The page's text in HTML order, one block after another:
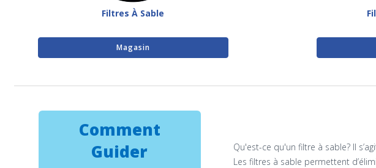
Filtres À Sable
Magasin
Comment
Guider
Qu'est-ce qu'un filtre à sable? Il
Les filtres à sable permettent